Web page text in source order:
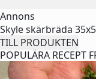
Annons
Skyle skärbräda
TILL PRODUKTEN
POPULÄRA RECEPT